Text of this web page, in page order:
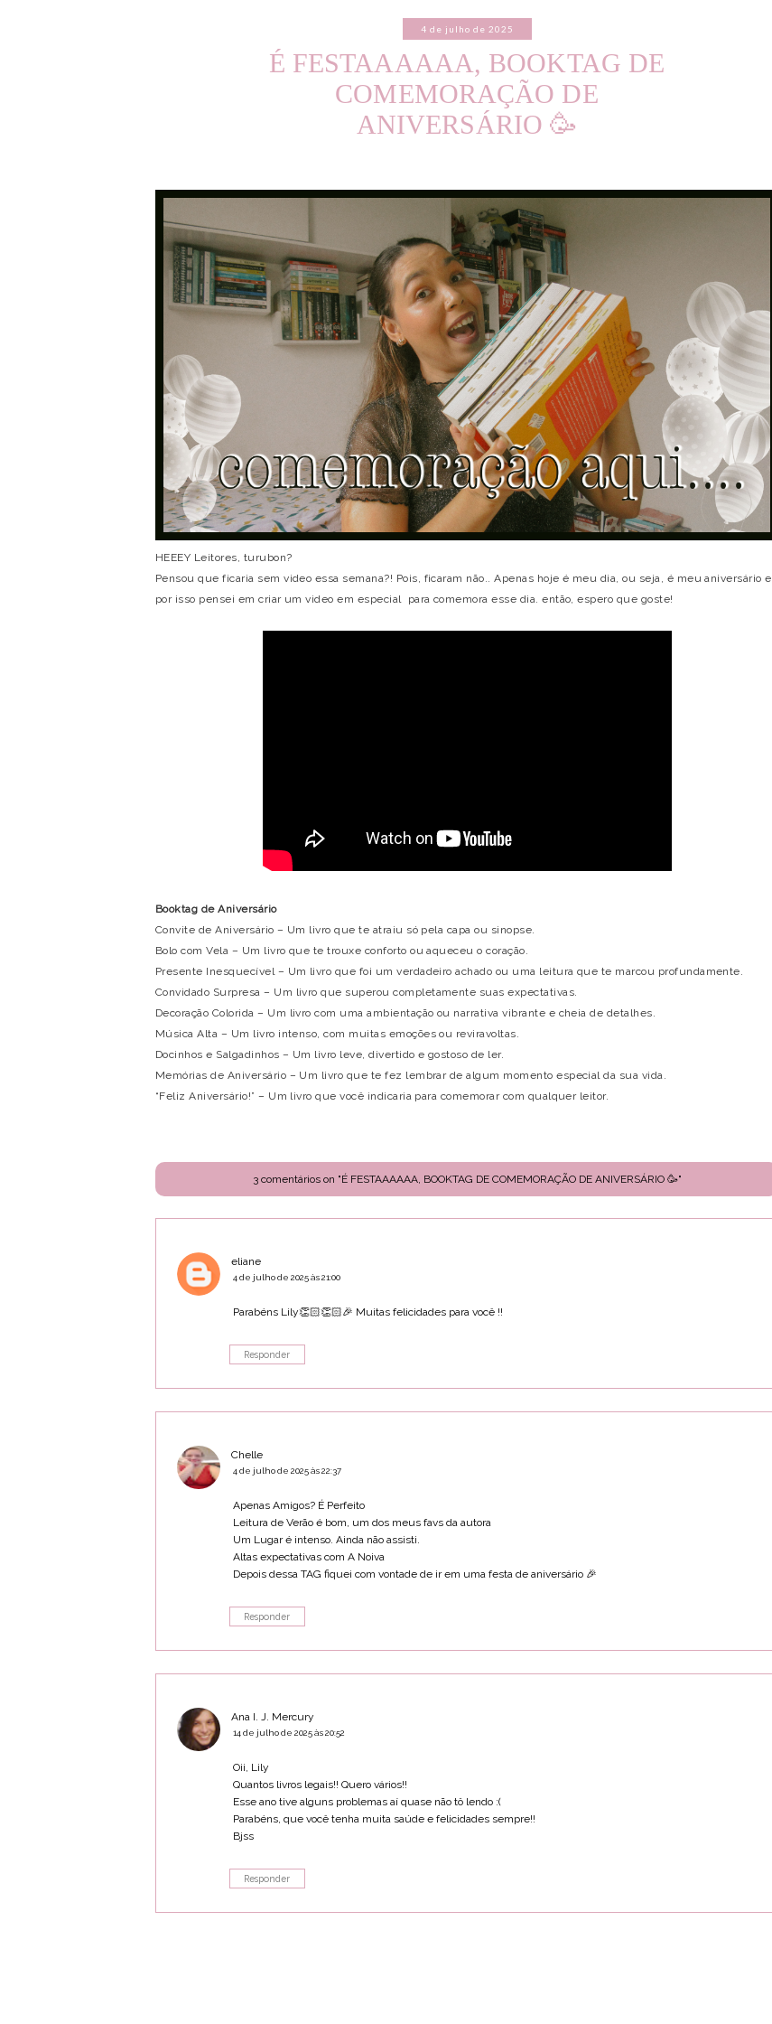
4 de julho de 2025
É FESTAAAAAA, BOOKTAG DE
COMEMORAÇÃO DE
ANIVERSÁRIO 🥳
HEEEY Leitores, turubon?
Pensou que ficaria sem video essa semana?! Pois, ficaram não.. Apenas hoje é meu dia, ou seja, é meu aniversário e
por isso pensei em criar um video em especial para comemora esse dia. então, espero que goste!
Booktag de Aniversário
Convite de Aniversário – Um livro que te atraiu só pela capa ou sinopse.
Bolo com Vela – Um livro que te trouxe conforto ou aqueceu o coração.
Presente Inesquecível – Um livro que foi um verdadeiro achado ou uma leitura que te marcou profundamente.
Convidado Surpresa – Um livro que superou completamente suas expectativas.
Decoração Colorida – Um livro com uma ambientação ou narrativa vibrante e cheia de detalhes.
Música Alta – Um livro intenso, com muitas emoções ou reviravoltas.
Docinhos e Salgadinhos – Um livro leve, divertido e gostoso de ler.
Memórias de Aniversário – Um livro que te fez lembrar de algum momento especial da sua vida.
“Feliz Aniversário!” – Um livro que você indicaria para comemorar com qualquer leitor.
3 comentários on "É FESTAAAAAA, BOOKTAG DE COMEMORAÇÃO DE ANIVERSÁRIO 🥳"
eliane
4 de julho de 2025 às 21:00
Parabéns Lily👏🏻👏🏻🎉 Muitas felicidades para você !!
Responder
Chelle
4 de julho de 2025 às 22:37
Apenas Amigos? É Perfeito
Leitura de Verão é bom, um dos meus favs da autora
Um Lugar é intenso. Ainda não assisti.
Altas expectativas com A Noiva
Depois dessa TAG fiquei com vontade de ir em uma festa de aniversário 🎉
Responder
Ana I. J. Mercury
14 de julho de 2025 às 20:52
Oii, Lily
Quantos livros legais!! Quero vários!!
Esse ano tive alguns problemas aí quase não tô lendo :(
Parabéns, que você tenha muita saúde e felicidades sempre!!
Bjss
Responder